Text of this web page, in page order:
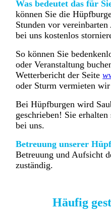
Was bedeutet das für
können Sie die
Stunden vor
bei uns kostenlos
So können Sie
oder Veranstaltung
Wetterbericht der Seite
oder Sturm vermieten
Bei Hüpfburgen wird
geschrieben! Sie
bei uns.
Betreuung unserer
Betreuung und Aufsicht
zuständig.
Häufig